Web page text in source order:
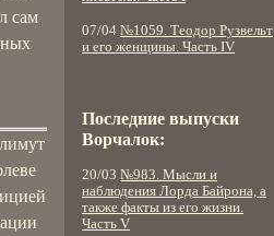
сам
07/04 №1059. Теодор Рузвельт
и его женщины. Часть IV
Последние выпуски
Ворчалок:
20/03 №983. Мысли и
наблюдения Лорда Байрона, а
также факты из его жизни.
Часть V